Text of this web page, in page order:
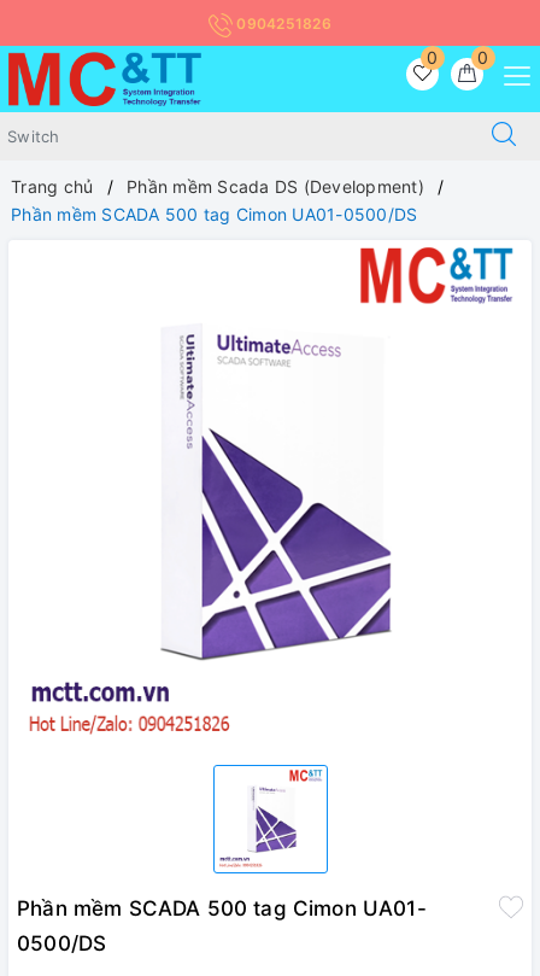
0904251826
0
0
Trang chủ
Phần mềm Scada DS (Development)
Phần mềm SCADA 500 tag Cimon UA01-0500/DS
Phần mềm SCADA 500 tag Cimon UA01-
0500/DS